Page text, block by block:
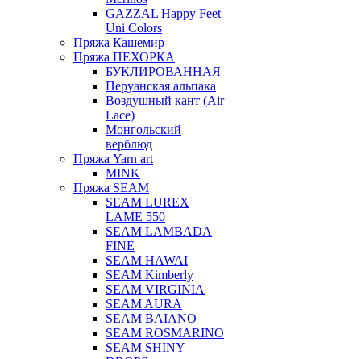
GAZZAL Happy Feet
Uni Colors
Пряжа Кашемир
Пряжа ПЕХОРКА
БУКЛИРОВАННАЯ
Перуанская альпака
Воздушный кант (Air
Lace)
Монгольский
верблюд
Пряжа Yarn art
MINK
Пряжа SEAM
SEAM LUREX
LAME 550
SEAM LAMBADA
FINE
SEAM HAWAI
SEAM Kimberly
SEAM VIRGINIA
SEAM AURA
SEAM BAIANO
SEAM ROSMARINO
SEAM SHINY